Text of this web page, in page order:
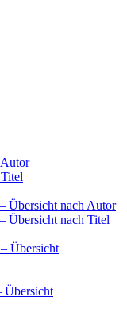
Übersicht nach Autor
Übersicht nach Titel
Übersicht
Übersicht